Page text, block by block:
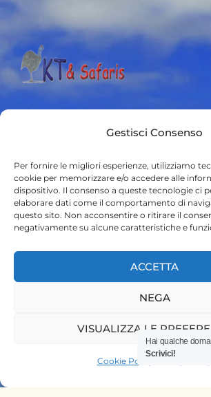
Gestisci Consenso
Per fornire le migliori esperienze, utilizziamo
cookie per memorizzare e/o accedere alle
dispositivo. Il consenso a queste tecnologie ci
elaborare dati come il comportamento di
questo sito. Non acconsentire o ritirare il
negativamente su alcune caratteristiche e
ACCETTA
NEGA
VISUALIZZA LE
Cookie Policy
KT & safaris Po. Box 490
+254 720 831 201
ktsafaris5177@gmail.com
Hai qualche
Scrivici!